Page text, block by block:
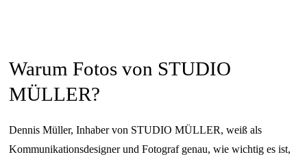
Warum Fotos von STUDIO
MÜLLER?
Dennis Müller, Inhaber von STUDIO MÜLLER, weiß als
Kommunikationsdesigner und Fotograf genau, wie wichtig es ist,